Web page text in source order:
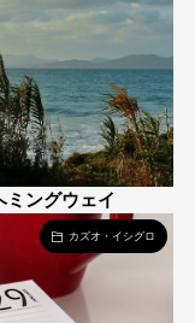
ミングウェイ
カズオ・イシグロ